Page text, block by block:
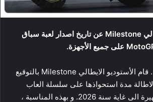
أعلن الاستوديو الايطالي Milestone عن تاريخ اصدار لعبة سباق
قبل مدة قصيرة فقط. قام الأستوديو الايطالي Milestone بالتوقيع
مع منظمة MotoGP لاطالة مدة استحواذها على سلسلة العاب
الدراجات النارية الشهيرة الى غاية سنة 2026. و بهذه المناسبة ،